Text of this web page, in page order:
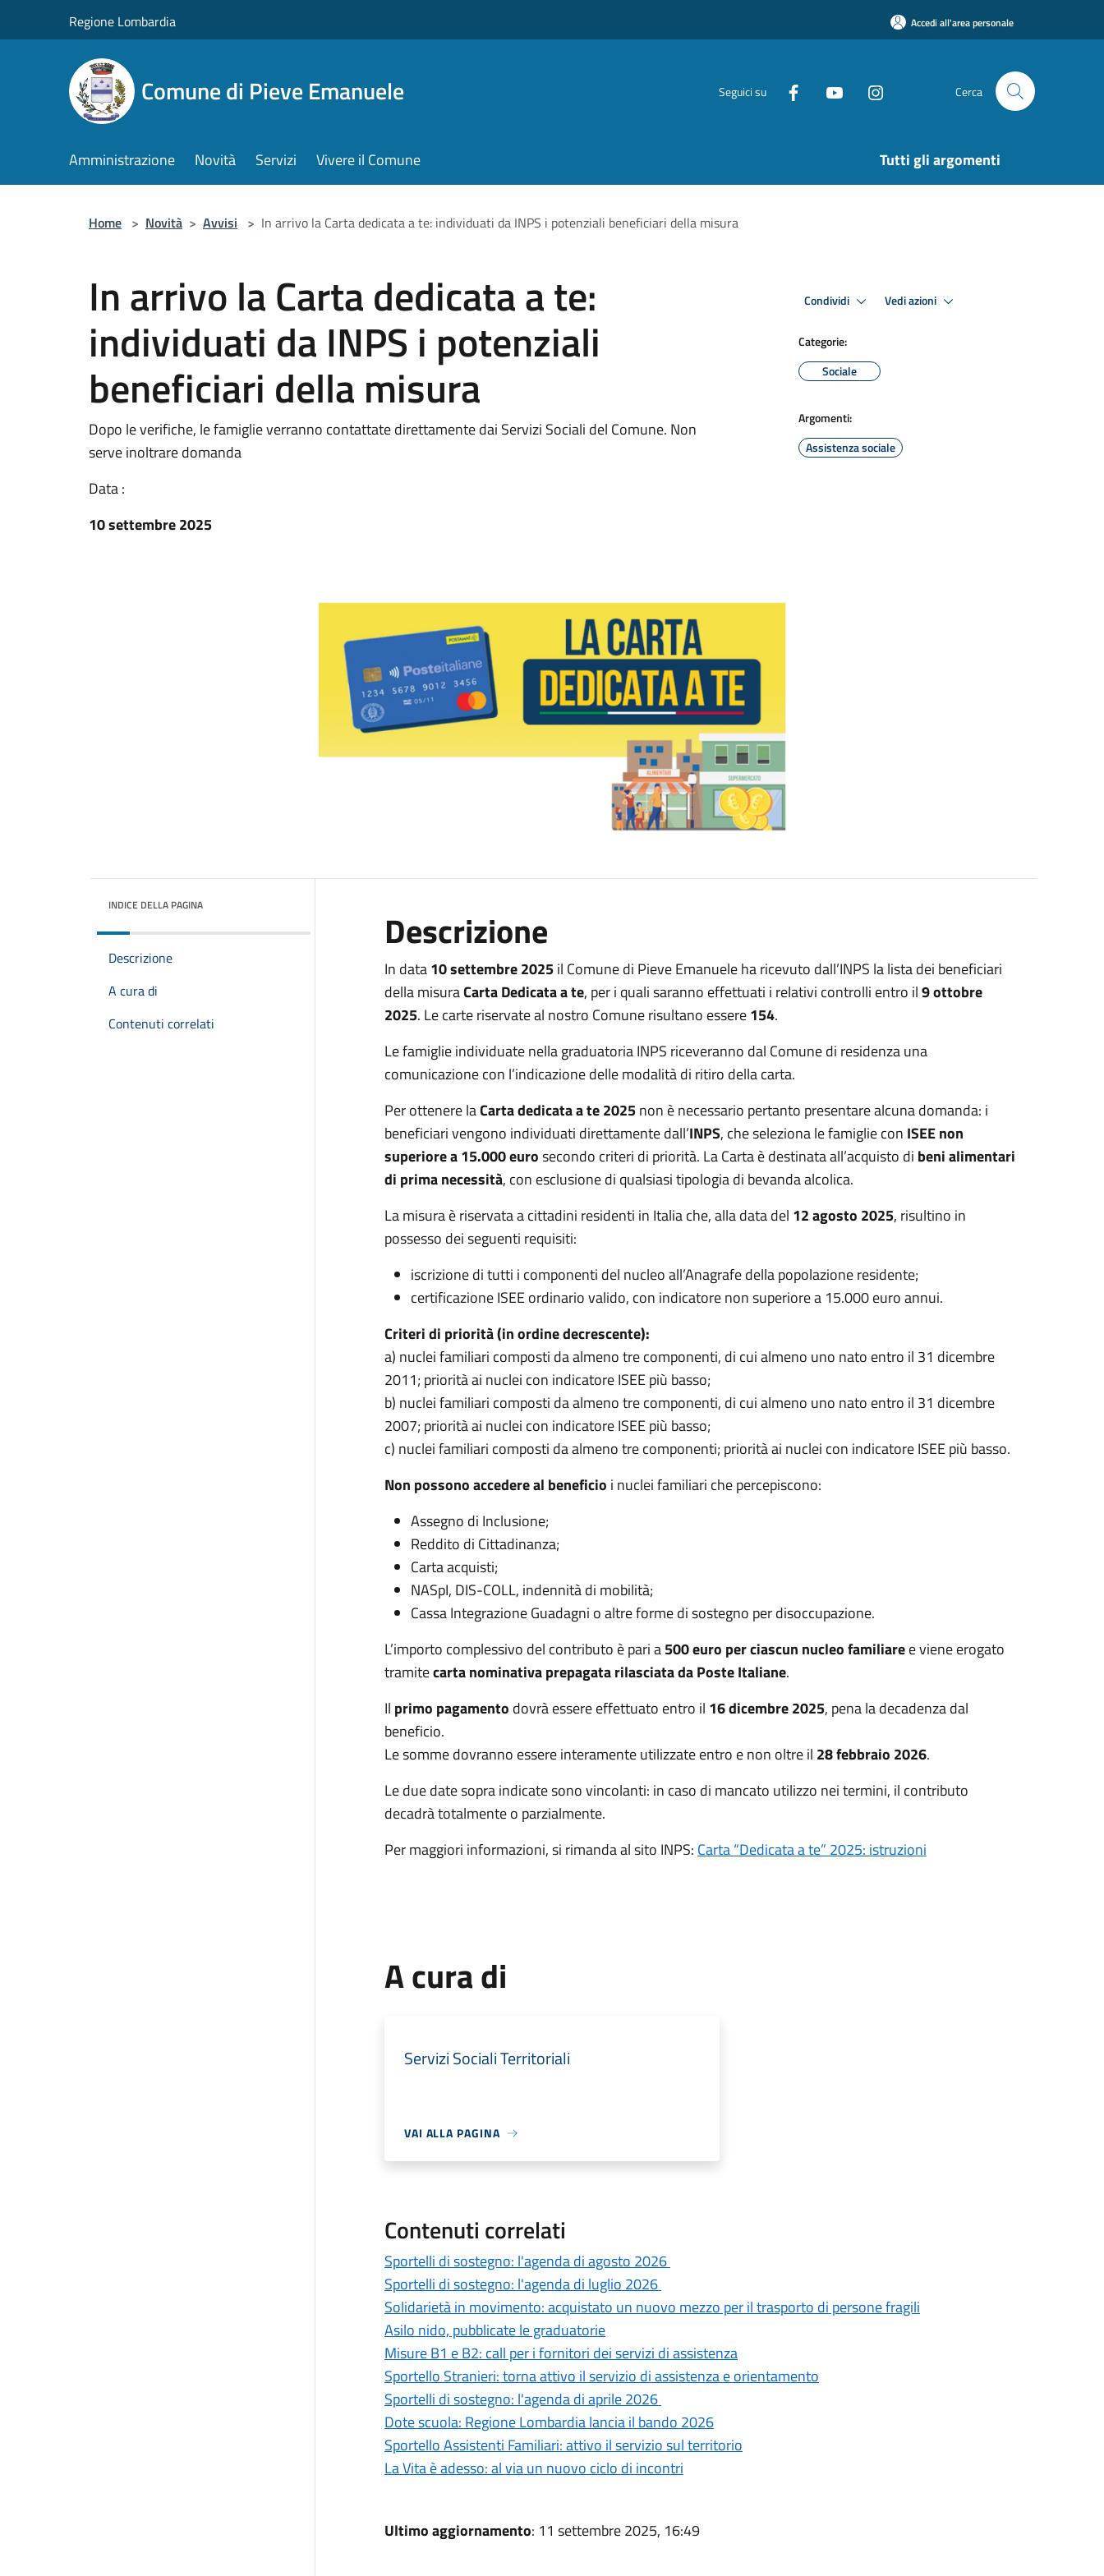
Regione Lombardia Accedi all'area personale
Comune di Pieve Emanuele Seguici su Cerca
Amministrazione Novità Servizi Vivere il Comune Tutti gli argomenti
Home > Novità > Avvisi > In arrivo la Carta dedicata a te: individuati da INPS i potenziali beneficiari della misura
In arrivo la Carta dedicata a te:
individuati da INPS i potenziali
beneficiari della misura
Dopo le verifiche, le famiglie verranno contattate direttamente dai Servizi Sociali del Comune. Non
serve inoltrare domanda
Data :
10 settembre 2025
Condividi Vedi azioni
Categorie:
Sociale
Argomenti:
Assistenza sociale
INDICE DELLA PAGINA
Descrizione
A cura di
Contenuti correlati
Descrizione
In data10 settembre 2025il Comune di Pieve Emanuele ha ricevuto dall’INPS la lista dei beneficiari
della misuraCarta Dedicata a te, per i quali saranno effettuati i relativi controlli entro il9 ottobre
2025. Le carte riservate al nostro Comune risultano essere154.
Le famiglie individuate nella graduatoria INPS riceveranno dal Comune di residenza una
comunicazione con l’indicazione delle modalità di ritiro della carta.
Per ottenere laCarta dedicata a te 2025non è necessario pertanto presentare alcuna domanda: i
beneficiari vengono individuati direttamente dall’INPS, che seleziona le famiglie con ISEE non
superiore a 15.000 eurosecondo criteri di priorità. La Carta è destinata all’acquisto di beni alimentari
di prima necessità, con esclusione di qualsiasi tipologia di bevanda alcolica.
La misura è riservata a cittadini residenti in Italia che, alla data del 12 agosto 2025, risultino in
possesso dei seguenti requisiti:
iscrizione di tutti i componenti del nucleo all’Anagrafe della popolazione residente;
certificazione ISEE ordinario valido, con indicatore non superiore a 15.000 euro annui.
Criteri di priorità (in ordine decrescente):
a) nuclei familiari composti da almeno tre componenti, di cui almeno uno nato entro il 31 dicembre
2011; priorità ai nuclei con indicatore ISEE più basso;
b) nuclei familiari composti da almeno tre componenti, di cui almeno uno nato entro il 31 dicembre
2007; priorità ai nuclei con indicatore ISEE più basso;
c) nuclei familiari composti da almeno tre componenti; priorità ai nuclei con indicatore ISEE più basso.
Non possono accedere al beneficio i nuclei familiari che percepiscono:
Assegno di Inclusione;
Reddito di Cittadinanza;
Carta acquisti;
NASpI, DIS-COLL, indennità di mobilità;
Cassa Integrazione Guadagni o altre forme di sostegno per disoccupazione.
L’importo complessivo del contributo è pari a500 euro per ciascun nucleo familiaree viene erogato
tramitecarta nominativa prepagata rilasciata da Poste Italiane.
Il primo pagamento dovrà essere effettuato entro il 16 dicembre 2025, pena la decadenza dal
beneficio.
Le somme dovranno essere interamente utilizzate entro e non oltre il 28 febbraio 2026.
Le due date sopra indicate sono vincolanti: in caso di mancato utilizzo nei termini, il contributo
decadrà totalmente o parzialmente.
Per maggiori informazioni, si rimanda al sito INPS: Carta “Dedicata a te” 2025: istruzioni
A cura di
Servizi Sociali Territoriali
VAI ALLA PAGINA
Contenuti correlati
Sportelli di sostegno: l'agenda di agosto 2026
Sportelli di sostegno: l'agenda di luglio 2026
Solidarietà in movimento: acquistato un nuovo mezzo per il trasporto di persone fragili
Asilo nido, pubblicate le graduatorie
Misure B1 e B2: call per i fornitori dei servizi di assistenza
Sportello Stranieri: torna attivo il servizio di assistenza e orientamento
Sportelli di sostegno: l'agenda di aprile 2026
Dote scuola: Regione Lombardia lancia il bando 2026
Sportello Assistenti Familiari: attivo il servizio sul territorio
La Vita è adesso: al via un nuovo ciclo di incontri
Ultimo aggiornamento: 11 settembre 2025, 16:49